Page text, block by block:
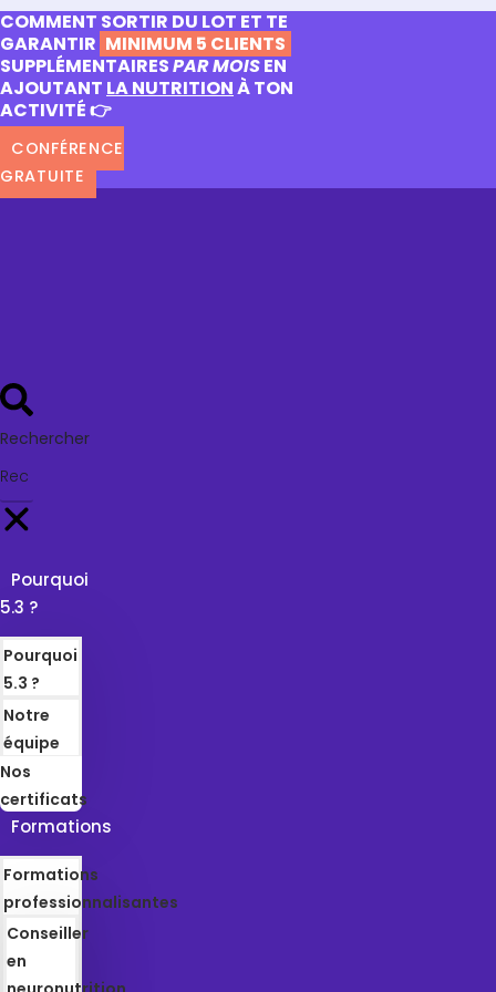
COMMENT SORTIR DU LOT ET TE
GARANTIR MINIMUM 5 CLIENTS
SUPPLÉMENTAIRESPAR MOISEN
AJOUTANT LA NUTRITIONÀ TON
ACTIVITÉ 👉
CONFÉRENCE
GRATUITE
Rechercher
Pourquoi
5.3 ?
Pourquoi
5.3 ?
Notre
équipe
Nos
certificats
Formations
Formations
professionnalisantes
Conseiller
en